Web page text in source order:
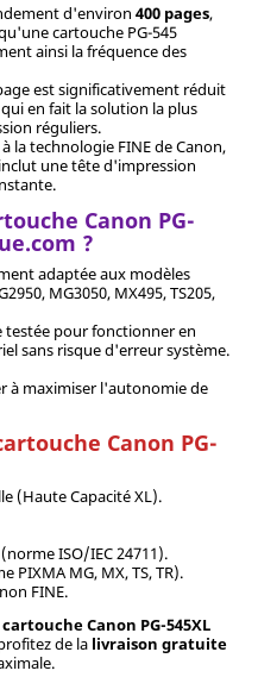
d'environ 400 pages,
cartouche PG-545
ainsi la fréquence des
est significativement réduit
en fait la solution la plus
réguliers.
la technologie FINE de Canon,
une tête d'impression
Canon PG-
?
adaptée aux modèles
​​MG3050, MX495, TS205,
pour fonctionner en
sans risque d'erreur système.
à maximiser l'autonomie de
Canon PG-
(Haute Capacité XL).
ISO/IEC 24711).
PIXMA MG, MX, TS, TR).
FINE.
cartouche Canon PG-545XL
de la livraison gratuite